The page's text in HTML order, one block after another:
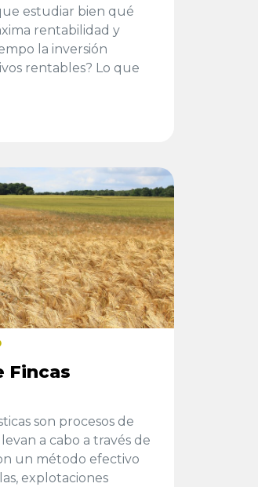
estudiar bien qué
rentabilidad y
la inversión
rentables? Lo que
Fincas
son procesos de
a cabo a través de
un método efectivo
explotaciones